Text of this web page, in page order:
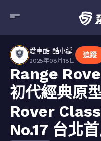
愛車酷 酷小編
2025年08月18日
追蹤
Range
初代經典原
Rover
No.17 台北